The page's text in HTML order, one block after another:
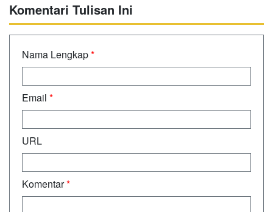
Komentari Tulisan Ini
Nama Lengkap*
Email *
URL
Komentar*